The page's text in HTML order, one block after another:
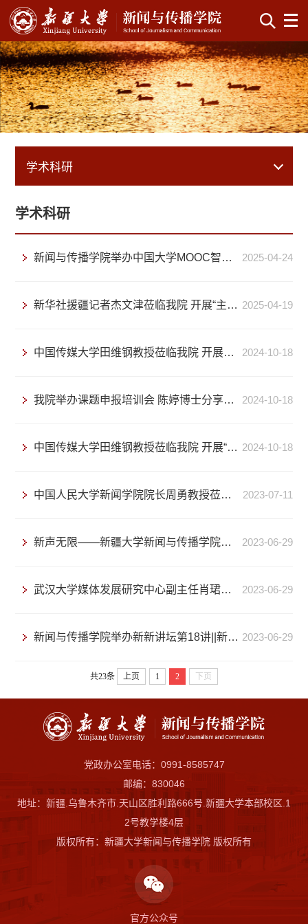
学术科研
学术科研
新闻与传播学院举办中国大学MOOC智慧课程建设方案主题讲座 2025-04-24
新华社援疆记者杰文津莅临我院 开展“主题宣传的融媒体创新”学术讲座 2025-04-19
中国传媒大学田维钢教授莅临我院 开展教学科研及学科建设交流座谈会 2024-10-18
我院举办课题申报培训会 陈婷博士分享教育部青年项目申报经验 2024-10-18
中国传媒大学田维钢教授莅临我院 开展“互联网思维与视听内容传播逻辑”学术讲座 2024-10-18
中国人民大学新闻学院院长周勇教授莅临新疆大学新闻与传播学院座谈交流 2023-07-11
新声无限——新疆大学新闻与传播学院开展“2023年新华社进校园活动” 2023-06-29
武汉大学媒体发展研究中心副主任肖珺教授与我院教师代表开展座谈 2023-06-29
新闻与传播学院举办新新讲坛第18讲||新媒体跨文化传播的理论与实践问题 2023-06-29
共23条 上页 1 2 下页
党政办公室电话：0991-8585747
邮编：830046
地址：新疆.乌鲁木齐市.天山区胜利路666号.新疆大学本部校区.1
2号教学楼4层
版权所有：新疆大学新闻与传播学院 版权所有
官方公众号